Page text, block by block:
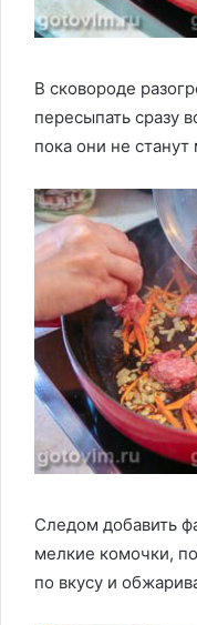
В сковороде
пересыпать сразу
пока они не станут
Следом добавить
мелкие комочки,
по вкусу и